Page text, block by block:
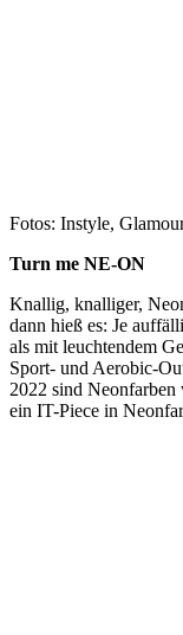
Fotos: Instyle,
Turn me NE-ON
Knallig, knalliger,
dann hieß es: Je
als mit leuchtendem
Sport- und Aerobic-
2022 sind
ein IT-Piece in